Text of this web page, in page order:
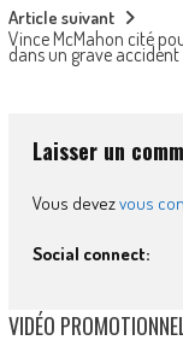
Article suivant
Vince McMahon cité
dans un grave
Laisser un
Vous devezvous
Social connect:
VIDÉO